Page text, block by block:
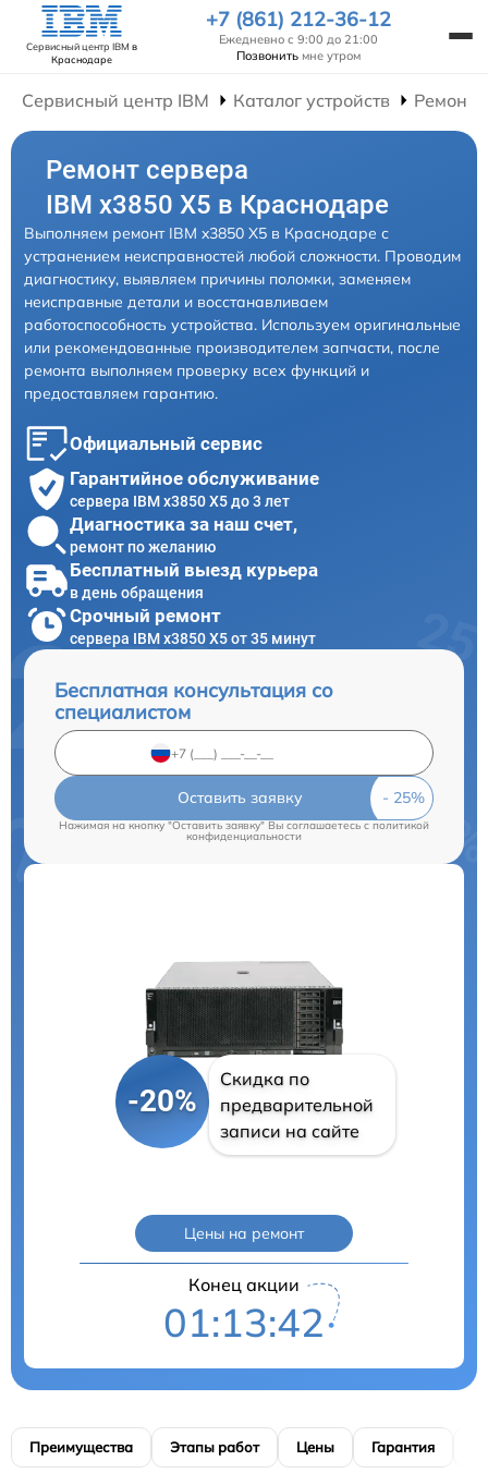
Сервисный центр IBM в
Краснодаре
+7 (861) 212-36-12
Ежедневно с 9:00 до 21:00
Позвонить мне утром
Сервисный центр IBM Каталог устройств Ремонт
Ремонт сервера
IBM x3850 X5 в Краснодаре
Выполняем ремонт IBM x3850 X5 в Краснодаре с
устранением неисправностей любой сложности. Проводим
диагностику, выявляем причины поломки, заменяем
неисправные детали и восстанавливаем
работоспособность устройства. Используем оригинальные
или рекомендованные производителем запчасти, после
ремонта выполняем проверку всех функций и
предоставляем гарантию.
Официальный сервис
Гарантийное обслуживание
сервера IBM x3850 X5 до 3 лет
Диагностика за наш счет,
ремонт по желанию
Бесплатный выезд курьера
в день обращения
Срочный ремонт
сервера IBM x3850 X5 от 35 минут
Бесплатная консультация со
специалистом
Оставить заявку
Нажимая на кнопку "Оставить заявку" Вы соглашаетесь c политикой
конфиденциальности
-20%
Скидка по
предварительной
записи на сайте
Цены на ремонт
Конец акции
01:13:41
Преимущества Этапы работ Цены Гарантия